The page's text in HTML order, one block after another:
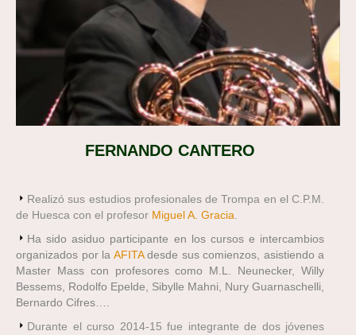
FERNANDO CANTERO
Realizó sus estudios profesionales de Trompa en el C.P.M.
de Huesca con el profesor Miguel A. Gracia.
Ha sido asiduo participante en los cursos e intercambios
organizados por la AFITAdesde sus comienzos, asistiendo a
Master Mass con profesores como M.L. Neunecker, Willy
Bessems, Rodolfo Epelde, Sibylle Mahni, Nury Guarnaschelli,
Bernardo Cifres….
Durante el curso 2014-15 fue integrante de dos jóvenes